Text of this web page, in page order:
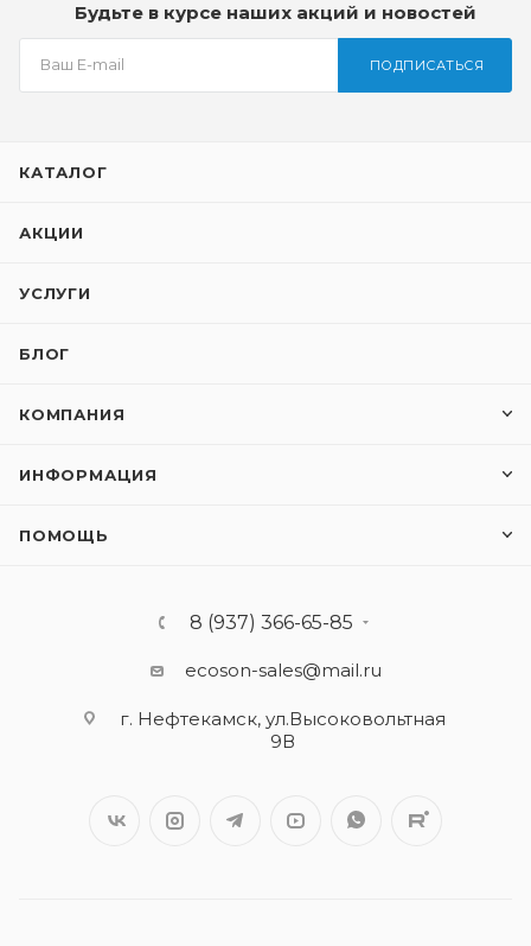
Будьте в курсе наших акций и новостей
ПОДПИСАТЬСЯ
КАТАЛОГ
АКЦИИ
УСЛУГИ
БЛОГ
КОМПАНИЯ
ИНФОРМАЦИЯ
ПОМОЩЬ
8 (937) 366-65-85
ecoson-sales@mail.ru
г. Нефтекамск, ул.Высоковольтная
9В